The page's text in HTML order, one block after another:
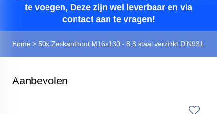
te voegen, Deze zijn wel leverbaar en via
contact aan te vragen!
Home > 50x Zeskantbout M16x130 - 8,8 staal verzinkt DIN931
Aanbevolen